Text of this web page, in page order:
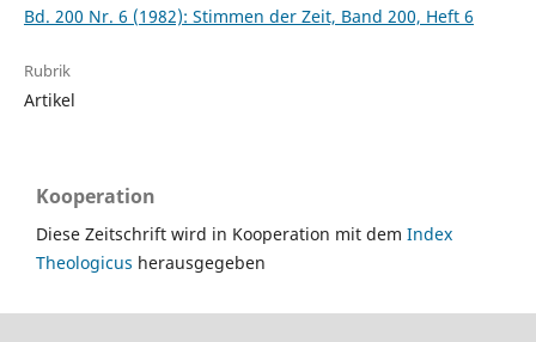
Bd. 200 Nr. 6 (1982): Stimmen der Zeit, Band 200, Heft 6
Rubrik
Artikel
Kooperation
Diese Zeitschrift wird in Kooperation mit dem Index
Theologicus herausgegeben